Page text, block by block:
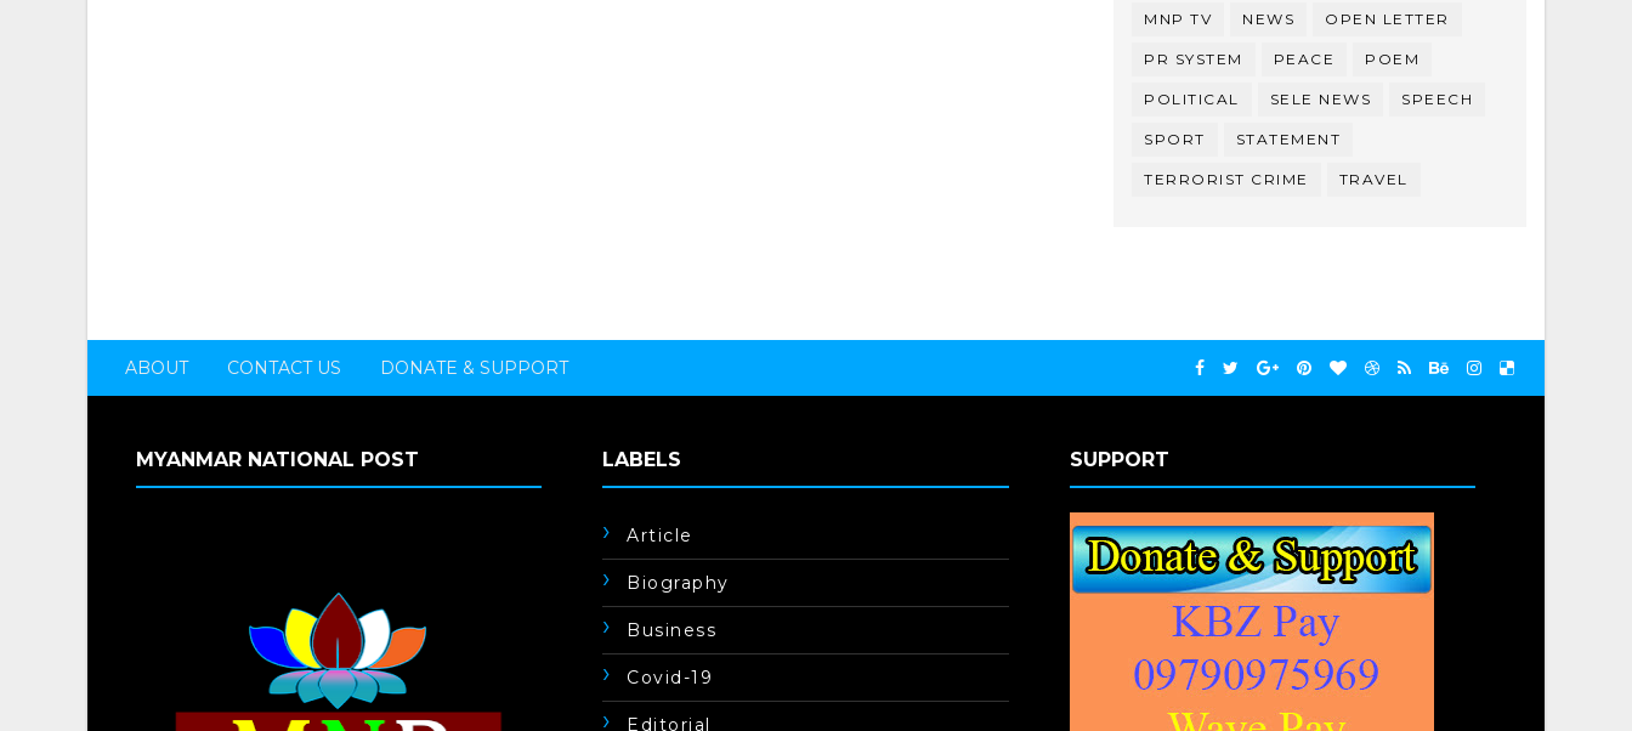
MNP TV NEWS OPEN LETTER
PR SYSTEM PEACE POEM
POLITICAL SELE NEWS SPEECH
SPORT STATEMENT
TERRORIST CRIME TRAVEL
ABOUT CONTACT US DONATE & SUPPORT
MYANMAR NATIONAL POST LABELS
Article
Biography
Business
Covid-19
Editorial
SUPPORT